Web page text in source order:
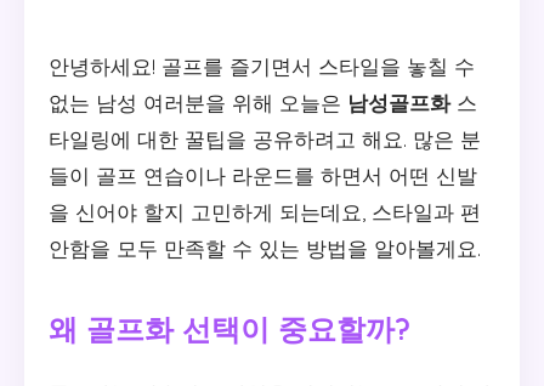
안녕하세요! 골프를 즐기면서 스타일을 놓칠 수
없는 남성 여러분을 위해 오늘은 남성골프화스
타일링에 대한 꿀팁을 공유하려고 해요. 많은 분
들이 골프 연습이나 라운드를 하면서 어떤 신발
을 신어야 할지 고민하게 되는데요, 스타일과 편
안함을 모두 만족할 수 있는 방법을 알아볼게요.
왜 골프화 선택이 중요할까?